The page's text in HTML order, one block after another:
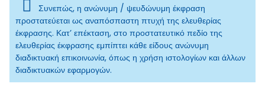
Συνεπώς, η ανώνυμη / ψευδώνυμη έκφραση
προστατεύεται ως αναπόσπαστη πτυχή της ελευθερίας
έκφρασης. Κατ’ επέκταση, στο προστατευτικό πεδίο της
ελευθερίας έκφρασης εμπίπτει κάθε είδους ανώνυμη
διαδικτυακή επικοινωνία, όπως η χρήση ιστολογίων και άλλων
διαδικτυακών εφαρμογών.